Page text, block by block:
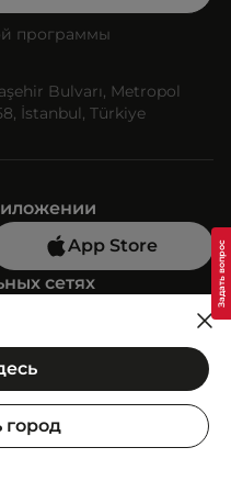
программы
Bulvarı, Metropol
İstanbul, Türkiye
App Store
сетях
нам
55-33
19:00
бот
город